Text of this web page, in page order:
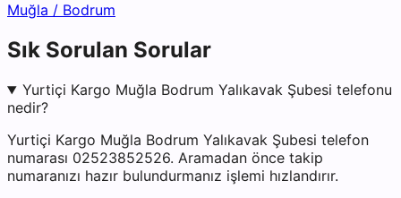
Muğla / Bodrum
Sık Sorulan Sorular
Yurtiçi Kargo Muğla Bodrum Yalıkavak Şubesi telefonu
nedir?
Yurtiçi Kargo Muğla Bodrum Yalıkavak Şubesi telefon
numarası 02523852526. Aramadan önce takip
numaranızı hazır bulundurmanız işlemi hızlandırır.